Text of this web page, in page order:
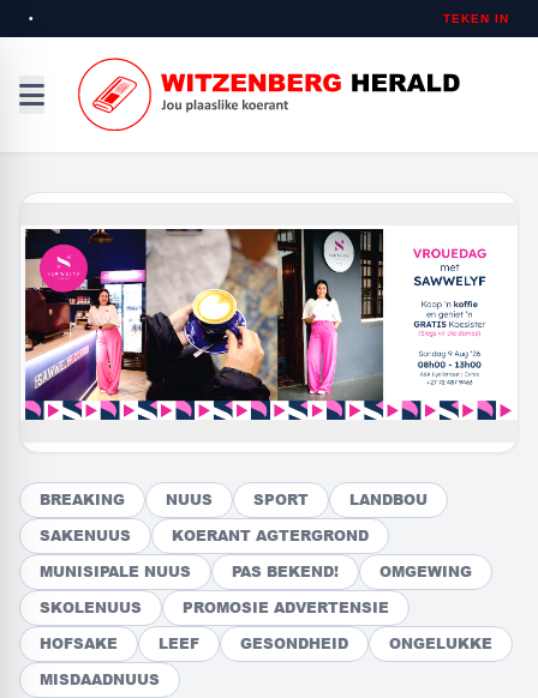
• TEKEN IN
BREAKING NUUS SPORT
LANDBOU
SAKENUUS
KOERANT AGTERGROND
MUNISIPALE NUUS
PAS BEKEND!
OMGEWING
SKOLENUUS
PROMOSIE ADVERTENSIE
HOFSAKE
LEEF GESONDHEID
ONGELUKKE
MISDAADNUUS
LANDBOU
Skok en ongeloof oor groep
fabriek wil sluit
1 dag gelede